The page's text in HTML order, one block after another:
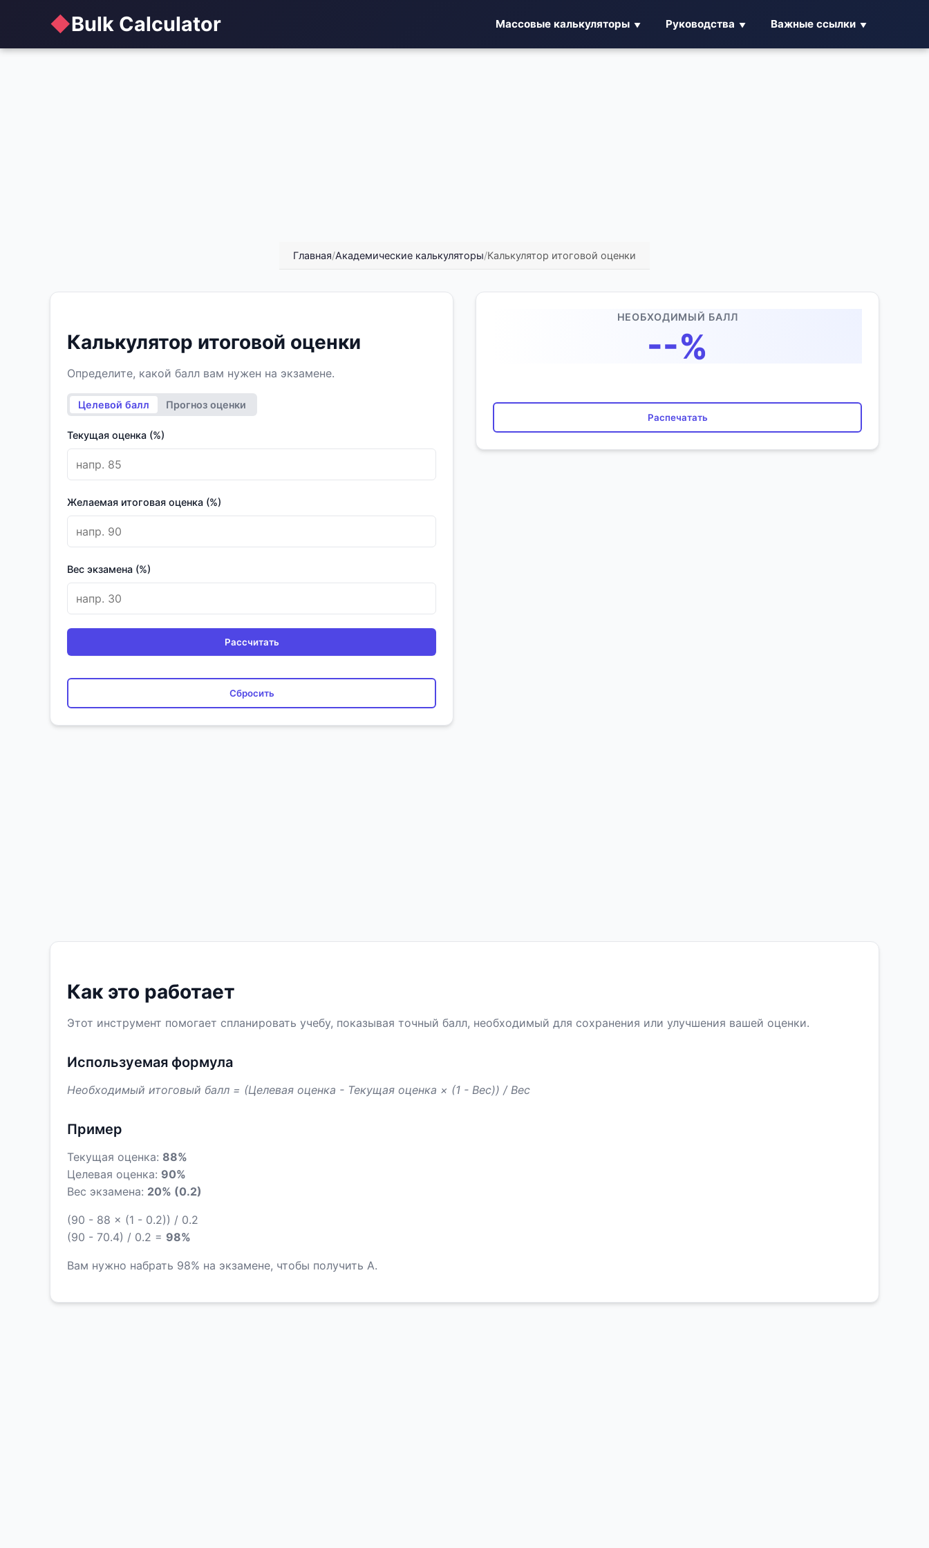
◆Bulk Calculator Массовые калькуляторы Руководства Важные ссылки
Главная/Академические калькуляторы/Калькулятор итоговой оценки
Калькулятор итоговой оценки
Определите, какой балл вам нужен на экзамене.
Целевой балл Прогноз оценки
Текущая оценка (%)
Желаемая итоговая оценка (%)
Вес экзамена (%)
Рассчитать
Сбросить
НЕОБХОДИМЫЙ БАЛЛ
--%
Распечатать
Как это работает
Этот инструмент помогает спланировать учебу, показывая точный балл, необходимый для сохранения или улучшения вашей оценки.
Используемая формула
Необходимый итоговый балл = (Целевая оценка - Текущая оценка × (1 - Вес)) / Вес
Пример
Текущая оценка: 88%
Целевая оценка: 90%
Вес экзамена: 20% (0.2)
(90 - 88 × (1 - 0.2)) / 0.2
(90 - 70.4) / 0.2 = 98%
Вам нужно набрать 98% на экзамене, чтобы получить А.